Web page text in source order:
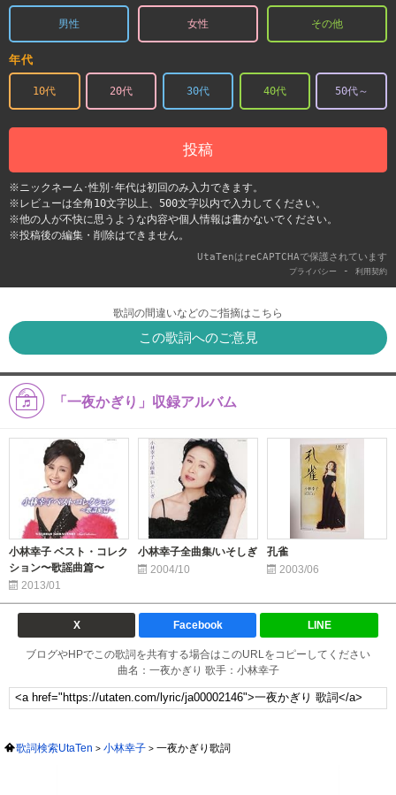
男性 女性 その他
年代
10代 20代 30代 40代 50代～
投稿
※ニックネーム･性別･年代は初回のみ入力できます。
※レビューは全角10文字以上、500文字以内で入力してください。
※他の人が不快に思うような内容や個人情報は書かないでください。
※投稿後の編集・削除はできません。
UtaTenはreCAPTCHAで保護されています
プライバシー - 利用契約
歌詞の間違いなどのご指摘はこちら
この歌詞へのご意見
「一夜かぎり」収録アルバム
小林幸子 ベスト・コレク
ション〜歌謡曲篇〜
2013/01
小林幸子全曲集/いそしぎ
2004/10
孔雀
2003/06
X Facebook LINE
ブログやHPでこの歌詞を共有する場合はこのURLをコピーしてください
曲名：一夜かぎり 歌手：小林幸子
歌詞検索UtaTen 小林幸子 一夜かぎり歌詞